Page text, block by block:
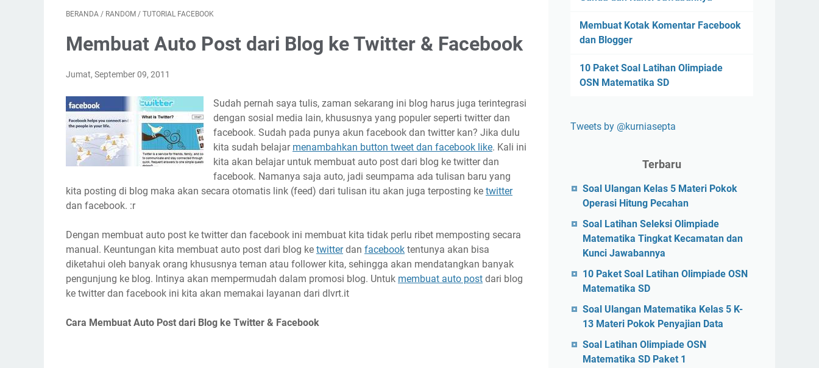
BERANDA / RANDOM / TUTORIAL FACEBOOK
Membuat Auto Post dari Blog ke Twitter & Facebook
Jumat, September 09, 2011
Sudah pernah saya tulis, zaman sekarang ini blog harus juga terintegrasi
dengan sosial media lain, khususnya yang populer seperti twitter dan
facebook. Sudah pada punya akun facebook dan twitter kan? Jika dulu
kita sudah belajar menambahkan button tweet dan facebook like. Kali ini
kita akan belajar untuk membuat auto post dari blog ke twitter dan
facebook. Namanya saja auto, jadi seumpama ada tulisan baru yang
kita posting di blog maka akan secara otomatis link (feed) dari tulisan itu akan juga terposting ke twitter
dan facebook. :r
Dengan membuat auto post ke twitter dan facebook ini membuat kita tidak perlu ribet memposting secara
manual. Keuntungan kita membuat auto post dari blog ke twitterdan facebook tentunya akan bisa
diketahui oleh banyak orang khususnya teman atau follower kita, sehingga akan mendatangkan banyak
pengunjung ke blog. Intinya akan mempermudah dalam promosi blog. Untuk membuat auto post dari blog
ke twitter dan facebook ini kita akan memakai layanan dari dlvrt.it
Cara Membuat Auto Post dari Blog ke Twitter & Facebook
Membuat Kotak Komentar Facebook
dan Blogger
10 Paket Soal Latihan Olimpiade
OSN Matematika SD
Tweets by @kurniasepta
Terbaru
Soal Ulangan Kelas 5 Materi Pokok
Operasi Hitung Pecahan
Soal Latihan Seleksi Olimpiade
Matematika Tingkat Kecamatan dan
Kunci Jawabannya
10 Paket Soal Latihan Olimpiade OSN
Matematika SD
Soal Ulangan Matematika Kelas 5 K-
13 Materi Pokok Penyajian Data
Soal Latihan Olimpiade OSN
Matematika SD Paket 1